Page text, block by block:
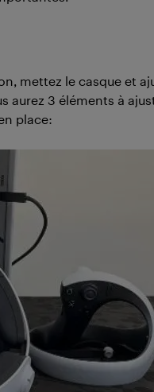
mettez le casque et
aurez 3 éléments à
place: